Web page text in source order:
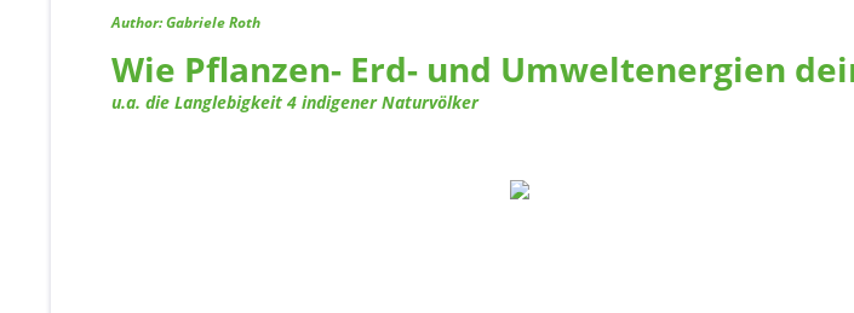
Author: Gabriele Roth
Wie Pflanzen- Erd- und Umweltenergien
u.a. die Langlebigkeit 4 indigener Naturvölker